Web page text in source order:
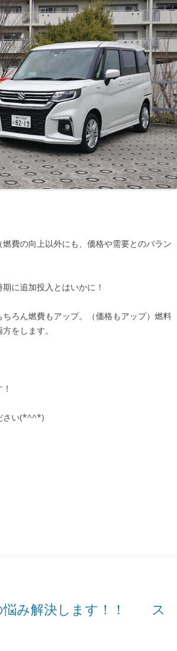
費の向上以外にも、価格や需要とのバラン
に追加投入とはいかに！
ろん燃費もアップ。（価格もアップ）燃料
をします。
さい(*^^*)
悩み解決します！！ ス